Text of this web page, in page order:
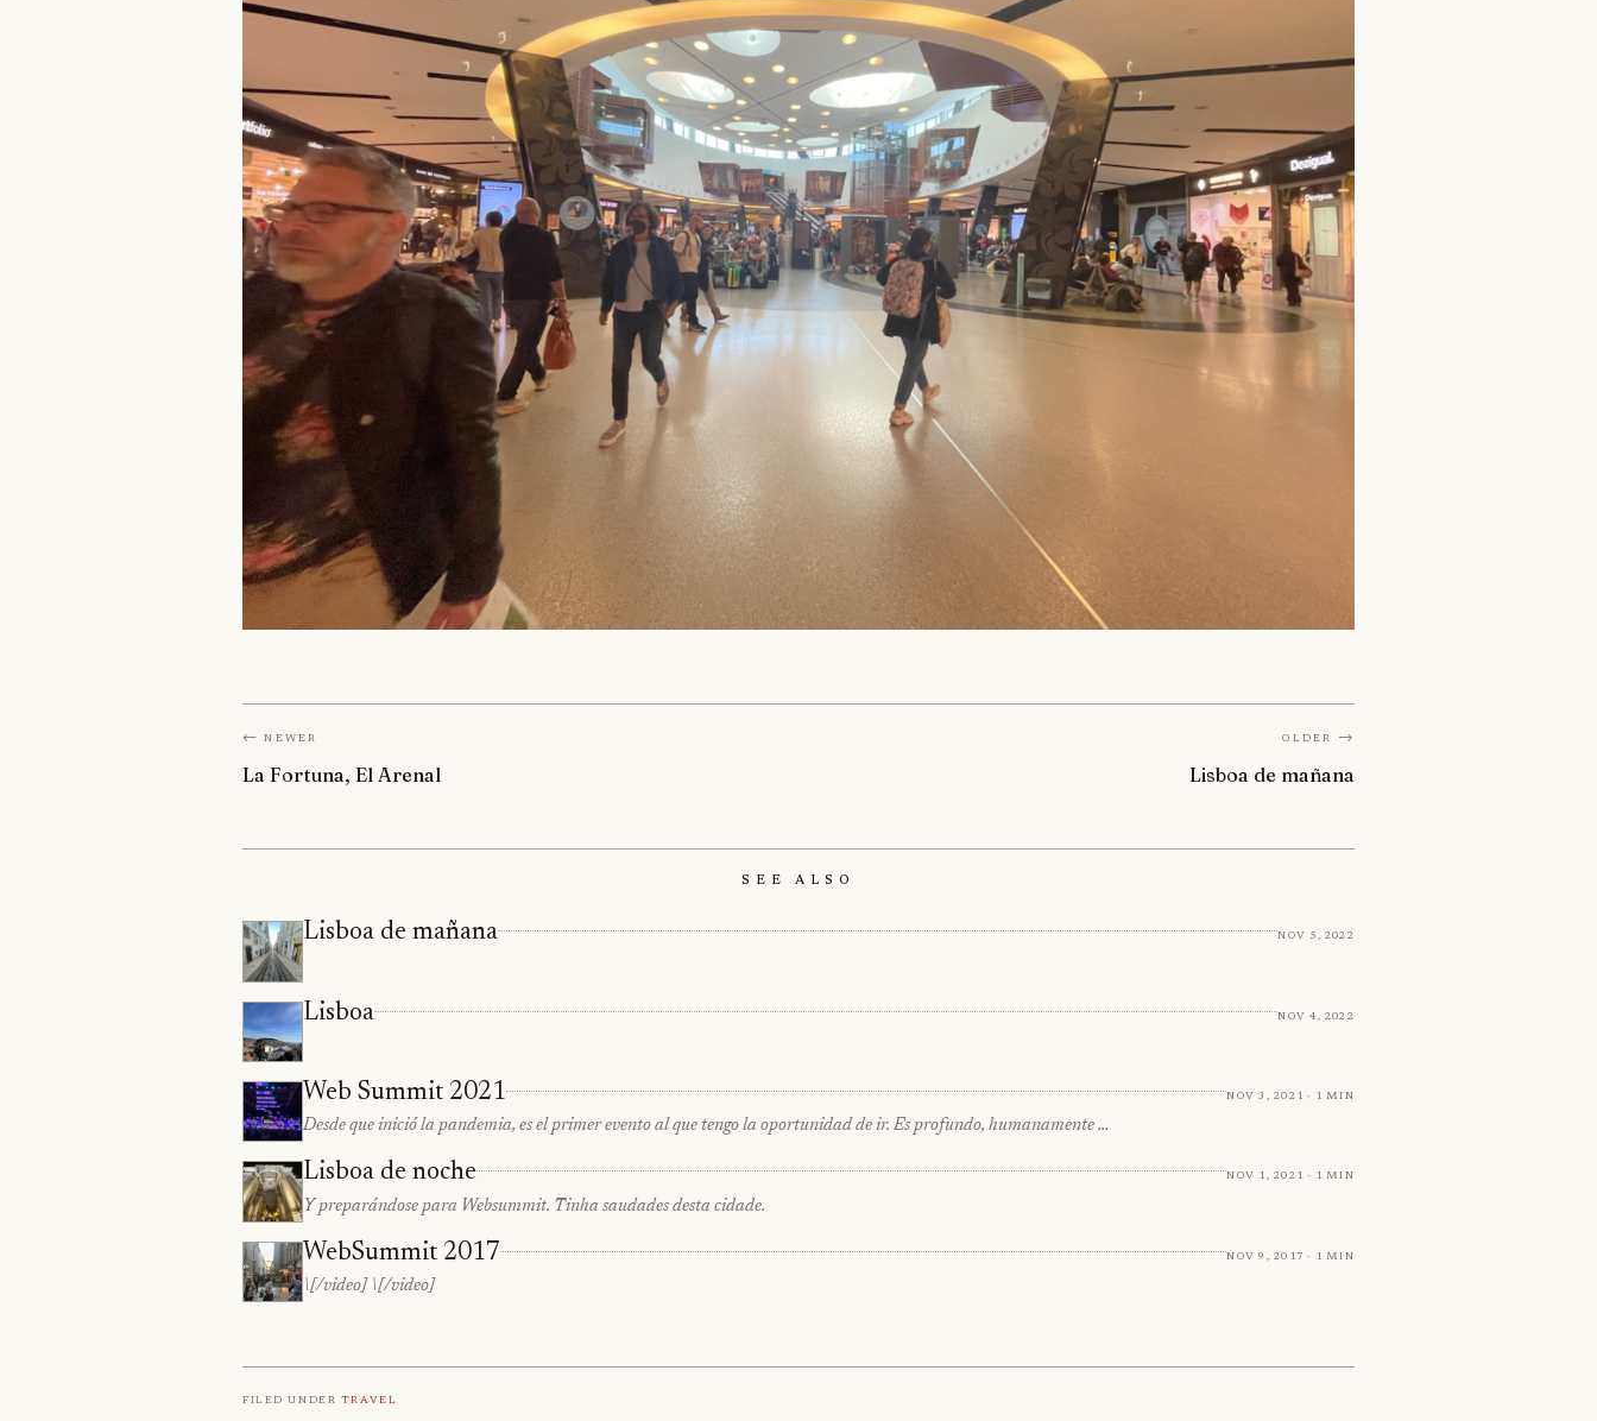
← Newer
La Fortuna, El Arenal
Older →
Lisboa de mañana
See Also
Lisboa de mañana Nov 5, 2022
Lisboa Nov 4, 2022
Web Summit 2021 Nov 3, 2021 · 1 min
Desde que inició la pandemia, es el primer evento al que tengo la oportunidad de ir. Es profundo, humanamente …
Lisboa de noche Nov 1, 2021 · 1 min
Y preparándose para Websummit. Tinha saudades desta cidade.
WebSummit 2017 Nov 9, 2017 · 1 min
\[/video] \[/video]
Filed under Travel